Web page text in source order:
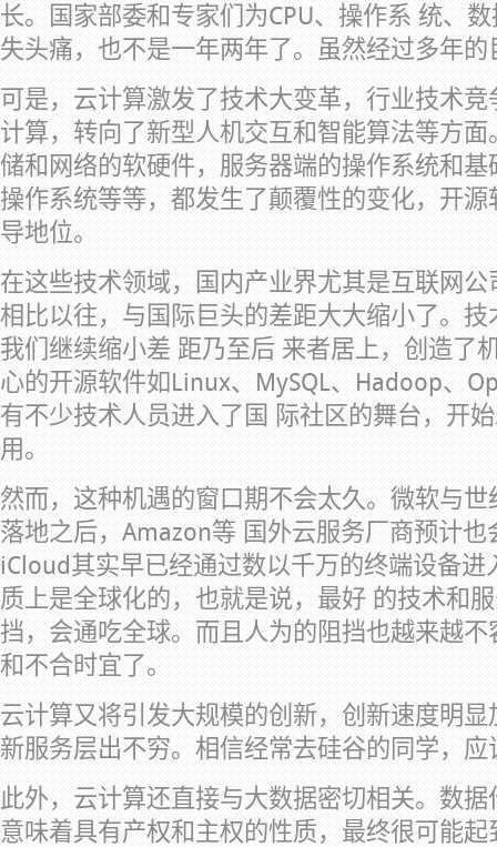
长。国家部委和专家们为CPU、操作系 统、
失头痛，也不是一年两年了。虽然经过多年
可是，云计算激发了技术大变革，行业技术
计算，转向了新型人机交互和智能算法等方
储和网络的软硬件，服务器端的操作系统和
操作系统等等，都发生了颠覆性的变化，开
导地位。
在这些技术领域，国内产业界尤其是互联网
相比以往，与国际巨头的差距大大缩小了。
我们继续缩小差 距乃至后 来者居上，创造了
心的开源软件如Linux、MySQL、Hadoop、
有不少技术人员进入了国 际社区的舞台，开
用。
然而，这种机遇的窗口期不会太久。微软与
落地之后，Amazon等 国外云服务厂商预计
iCloud其实早已经通过数以千万的终端设备
质上是全球化的，也就是说，最好 的技术和
挡，会通吃全球。而且人为的阻挡也越来越
和不合时宜了。
云计算又将引发大规模的创新，创新速度明
新服务层出不穷。相信经常去硅谷的同学，
此外，云计算还直接与大数据密切相关。数
意味着具有产权和主权的性质，最终很可能